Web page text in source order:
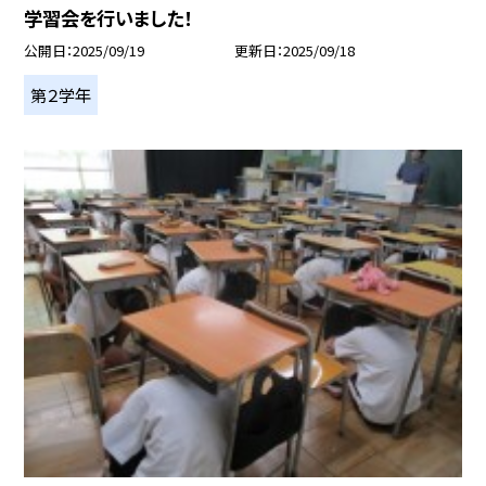
学習会を行いました！
公開日 2025/09/19 更新日 2025/09/18
第２学年